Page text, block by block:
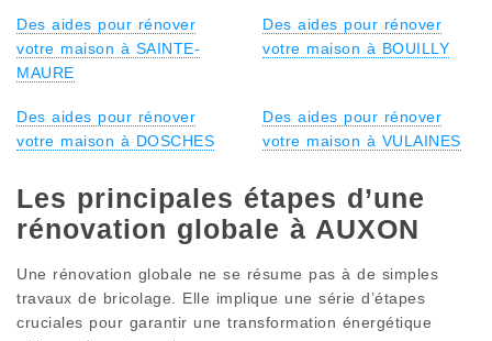
Des aides pour rénover
votre maison à SAINTE-
MAURE
Des aides pour rénover
votre maison à BOUILLY
Des aides pour rénover
votre maison à DOSCHES
Des aides pour rénover
votre maison à VULAINES
Les principales étapes d’une
rénovation globale à AUXON
Une rénovation globale ne se résume pas à de simples
travaux de bricolage. Elle implique une série d’étapes
cruciales pour garantir une transformation énergétique